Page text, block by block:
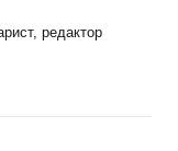
редактор